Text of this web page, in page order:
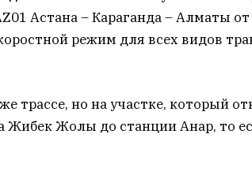
Астана – Караганда – Алматы от
режим для всех видов
трассе, но на участке, который
Жибек Жолы до станции Анар, то